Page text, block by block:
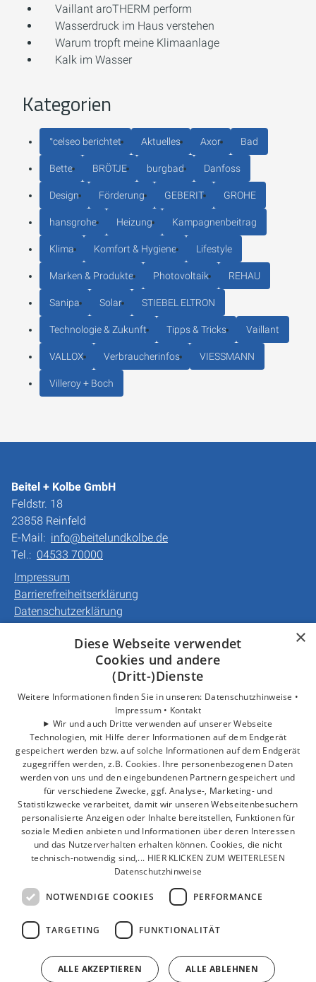
Vaillant aroTHERM perform
Wasserdruck im Haus verstehen
Warum tropft meine Klimaanlage
Kalk im Wasser
Kategorien
°celseo berichtet Aktuelles Axor Bad
Bette BRÖTJE burgbad Danfoss
Design Förderung GEBERIT GROHE
hansgrohe Heizung Kampagnenbeitrag
Klima Komfort & Hygiene Lifestyle
Marken & Produkte Photovoltaik REHAU
Sanipa Solar STIEBEL ELTRON
Technologie & Zukunft Tipps & Tricks Vaillant
VALLOX Verbraucherinfos VIESSMANN
Villeroy + Boch
Beitel + Kolbe GmbH
Feldstr. 18
23858 Reinfeld
E-Mail: info@beitelundkolbe.de
Tel.: 04533 70000
Impressum
Barrierefreiheitserklärung
Datenschutzerklärung
Gewerbekunden
Unternehmen
Kontakt
×
Diese Webseite verwendet
Cookies und andere
(Dritt-)Dienste
Weitere Informationen finden Sie in unseren: Datenschutzhinweise •
Impressum • Kontakt
Wir und auch Dritte verwenden auf unserer Webseite
Technologien, mit Hilfe derer Informationen auf dem Endgerät
gespeichert werden bzw. auf solche Informationen auf dem Endgerät
zugegriffen werden, z.B. Cookies. Ihre personenbezogenen Daten
werden von uns und den eingebundenen Partnern gespeichert und
für verschiedene Zwecke, ggf. Analyse-, Marketing- und
Statistikzwecke verarbeitet, damit wir unseren Webseitenbesuchern
personalisierte Anzeigen oder Inhalte bereitstellen, Funktionen für
soziale Medien anbieten und Informationen über deren Interessen
und das Nutzerverhalten erhalten können. Cookies, die nicht
technisch-notwendig sind,... HIER KLICKEN ZUM WEITERLESEN
Datenschutzhinweise
NOTWENDIGE COOKIES PERFORMANCE
TARGETING FUNKTIONALITÄT
ALLE AKZEPTIEREN ALLE ABLEHNEN